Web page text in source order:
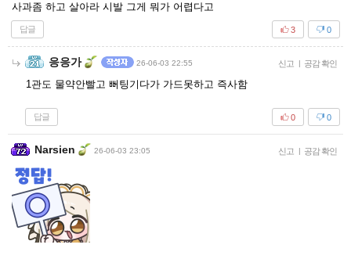
사과좀 하고 살아라 시발 그게 뭐가 어렵다고
답글 0
3
응응가 26-06-03 22:55 신고 | 공감 확인
1관도 물약안빨고 뻐팅기다가 가드못하고 즉사함
답글 0
0
Narsien 26-06-03 23:05 신고 | 공감 확인